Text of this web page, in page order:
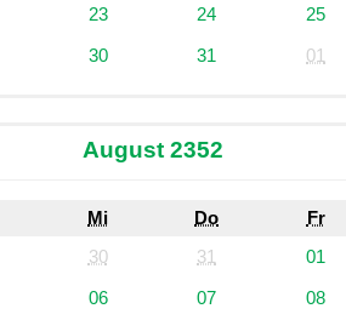
23 24 25
30 31 01
August 2352
Mi Do Fr
30 31 01
06 07 08